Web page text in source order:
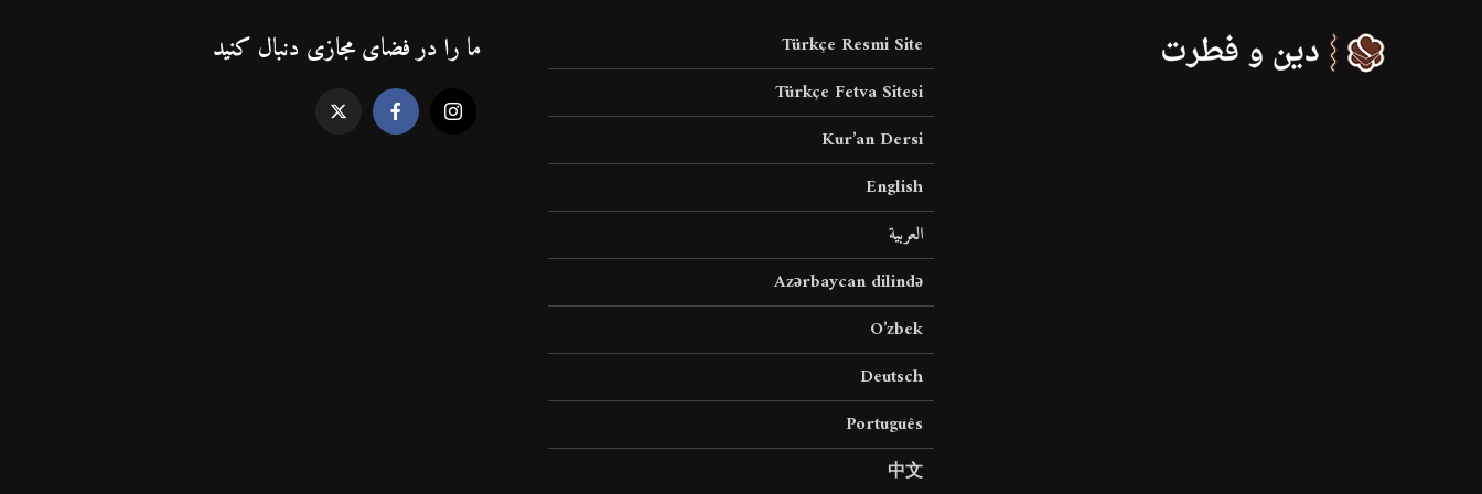
Türkçe Resmi Site
Türkçe Fetva Sitesi
Kur’an Dersi
English
العربية
Azərbaycan dilində
O’zbek
Deutsch
Português
中文
ما را در فضای مجازی دنبال کنید